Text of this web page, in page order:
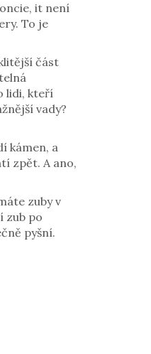
, it není
To je
část
lidi, kteří
vady?
kámen, a
zpět. A ano,
zuby v
zub po
pyšní.